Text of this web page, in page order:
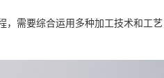
需要综合运用多种加工技术和工